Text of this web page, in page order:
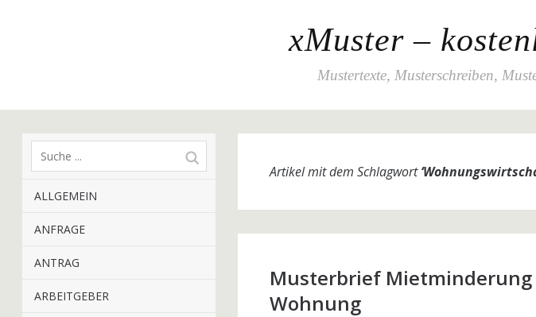
xMuster –
Mustertexte, Musterschreiben,
ALLGEMEIN
ANFRAGE
ANTRAG
ARBEITGEBER
Artikel mit dem Schlagwort‘
Musterbrief Mietminderung
Wohnung